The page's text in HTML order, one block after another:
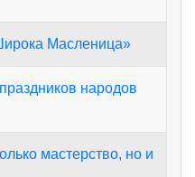
Масленица»
народов
мастерство, но и